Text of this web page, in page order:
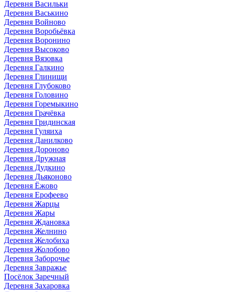
Деревня Васильки
Деревня Васькино
Деревня Войново
Деревня Воробьёвка
Деревня Воронино
Деревня Высоково
Деревня Вязовка
Деревня Галкино
Деревня Глинищи
Деревня Глубоково
Деревня Головино
Деревня Горемыкино
Деревня Грачёвка
Деревня Гридинская
Деревня Гуляиха
Деревня Данилково
Деревня Дороново
Деревня Дружная
Деревня Дудкино
Деревня Дьяконово
Деревня Ёжово
Деревня Ерофеево
Деревня Жарцы
Деревня Жары
Деревня Ждановка
Деревня Желнино
Деревня Желобиха
Деревня Жолобово
Деревня Заборочье
Деревня Завражье
Посёлок Заречный
Деревня Захаровка